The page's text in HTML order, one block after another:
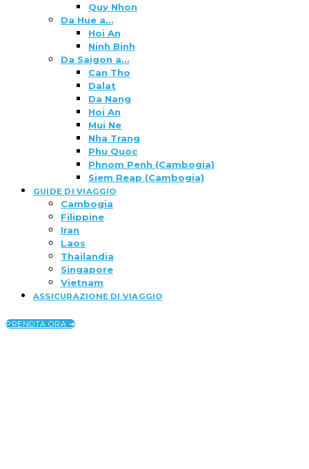
Quy Nhon
Da Hue a…
Hoi An
Ninh Binh
Da Saigon a…
Can Tho
Dalat
Da Nang
Hoi An
Mui Ne
Nha Trang
Phu Quoc
Phnom Penh (Cambogia)
Siem Reap (Cambogia)
GUIDE DI VIAGGIO
Cambogia
Filippine
Iran
Laos
Thailandia
Singapore
Vietnam
ASSICURAZIONE DI VIAGGIO
PRENOTA ORA ➜